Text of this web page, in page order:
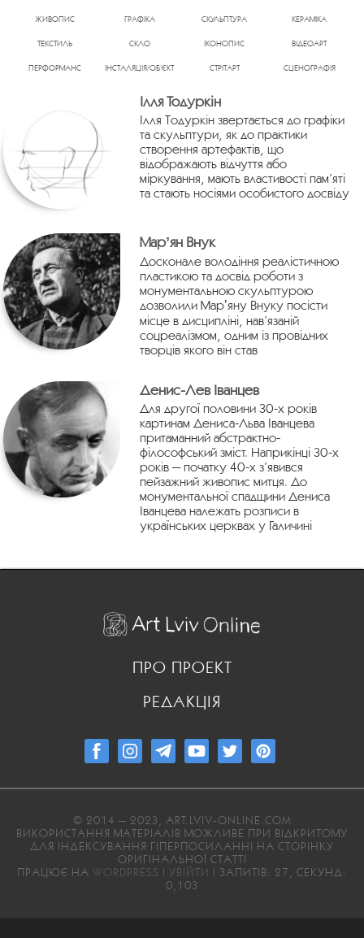
ЖИВОПИС ГРАФІКА СКУЛЬПТУРА КЕРАМІКА
ТЕКСТИЛЬ СКЛО ІКОНОПИС ВІДЕОАРТ
ПЕРФОРМАНС ІНСТАЛЯЦІЯ/ОБ’ЄКТ СТРІТАРТ СЦЕНОГРАФІЯ
Ілля Тодуркін
Ілля Тодуркін звертається до графіки
та скульптури, як до практики
створення артефактів, що
відображають відчуття або
міркування, мають властивості пам’яті
та стають носіями особистого досвіду
Марʼян Внук
Досконале володіння реалістичною
пластикою та досвід роботи з
монументальною скульптурою
дозволили Марʼяну Внуку посісти
місце в дисципліні, нав’язаній
соцреалізмом, одним із провідних
творців якого він став
Денис-Лев Іванцев
Для другої половини 30-х років
картинам Дениса-Льва Іванцева
притаманний абстрактно-
філософський зміст. Наприкінці 30-х
років — початку 40-х з’явився
пейзажний живопис митця. До
монументальної спадщини Дениса
Іванцева належать розписи в
українських церквах у Галичині
ПРО ПРОЕКТ
РЕДАКЦІЯ
© 2014 — 2023, ART.LVIV-ONLINE.COM
ВИКОРИСТАННЯ МАТЕРІАЛІВ МОЖЛИВЕ ПРИ ВІДКРИТОМУ
ДЛЯ ІНДЕКСУВАННЯ ГІПЕРПОСИЛАННІ НА СТОРІНКУ
ОРИГІНАЛЬНОЇ СТАТТІ
ПРАЦЮЄ НА WORDPRESS | УВІЙТИ | ЗАПИТІВ: 27, СЕКУНД:
0,103